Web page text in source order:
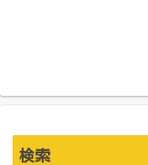
検索